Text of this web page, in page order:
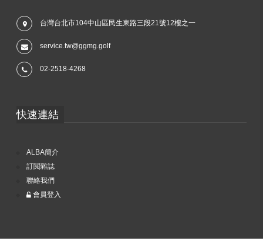
台灣台北市104中山區民生東路三段21號12樓之一
service.tw@ggmg.golf
02-2518-4268
快速連結
ALBA簡介
訂閱雜誌
聯絡我們
會員登入